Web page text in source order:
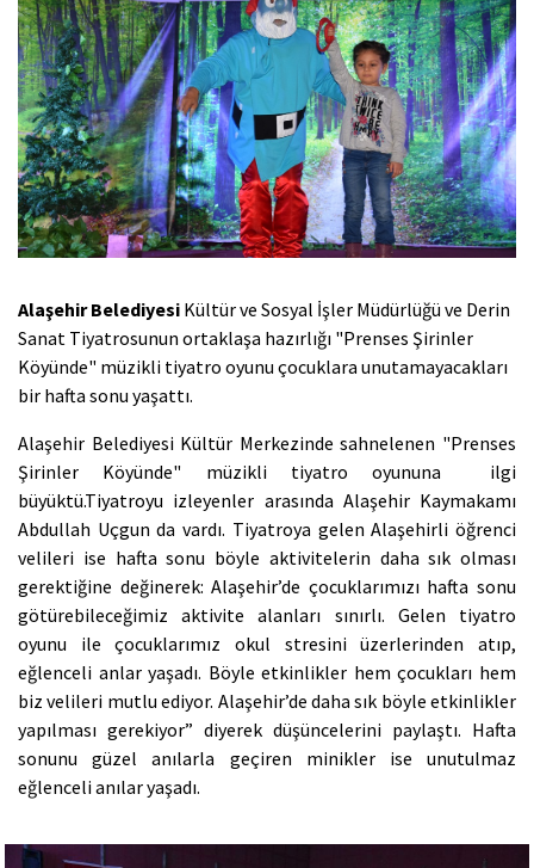
Alaşehir Belediyesi Kültür ve Sosyal İşler Müdürlüğü ve Derin
Sanat Tiyatrosunun ortaklaşa hazırlığı "Prenses Şirinler
Köyünde" müzikli tiyatro oyunu çocuklara unutamayacakları
bir hafta sonu yaşattı.
Alaşehir Belediyesi Kültür Merkezinde sahnelenen "Prenses
Şirinler Köyünde" müzikli tiyatro oyununa ilgi
büyüktü.Tiyatroyu izleyenler arasında Alaşehir Kaymakamı
Abdullah Uçgun da vardı. Tiyatroya gelen Alaşehirli öğrenci
velileri ise hafta sonu böyle aktivitelerin daha sık olması
gerektiğine değinerek: Alaşehir’de çocuklarımızı hafta sonu
götürebileceğimiz aktivite alanları sınırlı. Gelen tiyatro
oyunu ile çocuklarımız okul stresini üzerlerinden atıp,
eğlenceli anlar yaşadı. Böyle etkinlikler hem çocukları hem
biz velileri mutlu ediyor. Alaşehir’de daha sık böyle etkinlikler
yapılması gerekiyor” diyerek düşüncelerini paylaştı. Hafta
sonunu güzel anılarla geçiren minikler ise unutulmaz
eğlenceli anılar yaşadı.